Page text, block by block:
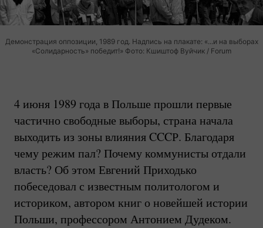
Демонстрация оппозиции, 1989 год. Надпись на плакате: «...и на выборах
«Солидарность» победит!» Фото: Кшиштоф Вуйчик / Forum
4 июня 1989 года в Польше прошли первые
частично свободные выборы, страна начала
выходить из зоны влияния CCCР. Благодаря
чему режим пал? Почему коммунисты отдали
власть? Об этом Евгений Приходько
побеседовал с известным политологом и
историком, автором книг о новейшей истории
Польши, профессором Антонием Дудеком.